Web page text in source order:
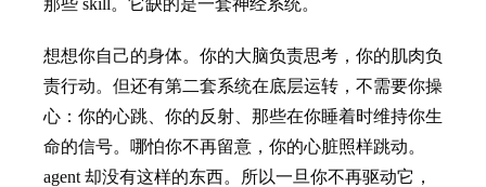
那些 skill。它缺的是一套神经系统。
想想你自己的身体。你的大脑负责思考，你的肌肉负
责行动。但还有第二套系统在底层运转，不需要你操
心：你的心跳、你的反射、那些在你睡着时维持你生
命的信号。哪怕你不再留意，你的心脏照样跳动。
agent 却没有这样的东西。所以一旦你不再驱动它，